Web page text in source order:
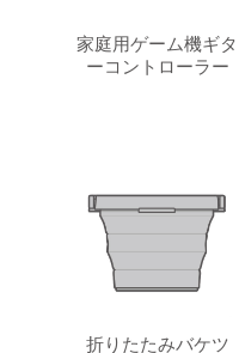
家庭用ゲーム機ギタ
ーコントローラー
折りたたみバケツ